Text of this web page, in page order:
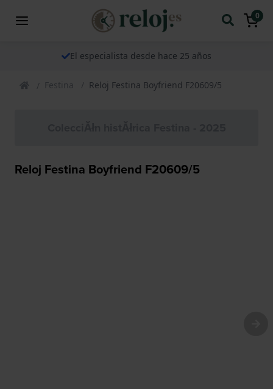
0
El especialista desde hace 25 años
Festina Reloj Festina Boyfriend F20609/5
Reloj Festina Boyfriend F20609/5